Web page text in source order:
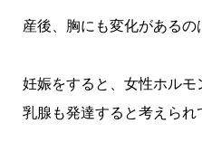
産後、胸にも変化があるの
妊娠をすると、女性ホルモ
乳腺も発達すると考えられ